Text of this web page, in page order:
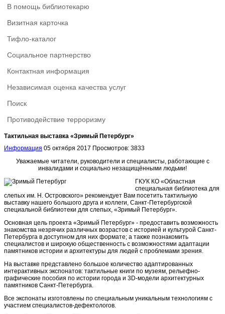
В помощь библиотекарю
Визитная карточка
Тифло-каталог
Социальное партнерство
Контактная информация
Независимая оценка качества услуг
Поиск
Противодействие терроризму
Тактильная выставка «Зримый Петербург»
Информация 05 октября 2017 Просмотров: 3833
Уважаемые читатели, руководители и специалисты, работающие с
инвалидами и социально незащищёнными людьми!
ГКУК КО «Областная
специальная библиотека для
слепых им. Н. Островского» рекомендует Вам посетить тактильную
выставку нашего большого друга и коллеги, Санкт-Петербургской
специальной библиотеки для слепых, «Зримый Петербург».
Основная цель проекта «Зримый Петербург» - предоставить возможность
знакомства незрячих различных возрастов с историей и культурой Санкт-
Петербурга в доступном для них формате; а также познакомить
специалистов и широкую общественность с возможностями адаптации
памятников истории и архитектуры для людей с проблемами зрения.
На выставке представлено большое количество адаптированных
интерактивных экспонатов: тактильные книги по музеям, рельефно-
графические пособия по истории города и 3D-модели архитектурных
памятников Санкт-Петербурга.
Все экспонаты изготовлены по специальным уникальным технологиям с
участием специалистов-дефектологов.